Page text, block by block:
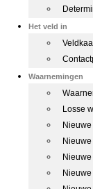
Het veld in
Waarnemingen
Losse